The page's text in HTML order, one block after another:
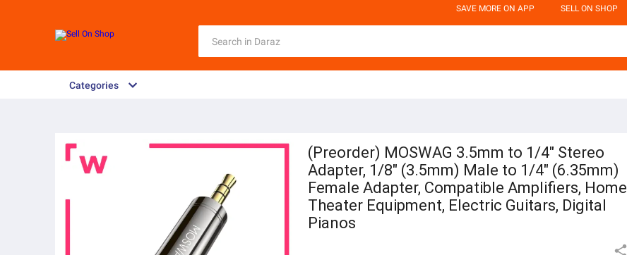
SAVE MORE ON APP SELL ON SHOP
Categories
(Preorder) MOSWAG 3.5mm to 1/4" Stereo
Adapter, 1/8" (3.5mm) Male to 1/4" (6.35mm)
Female Adapter, Compatible Amplifiers, Home
Theater Equipment, Electric Guitars, Digital
Pianos